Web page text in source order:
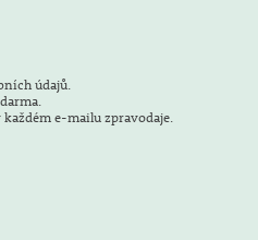
údajů.
e-mailu zpravodaje.